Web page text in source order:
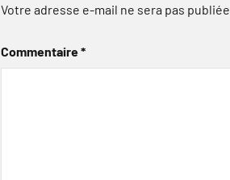
Votre adresse e-mail ne sera pas publiée.
Commentaire*